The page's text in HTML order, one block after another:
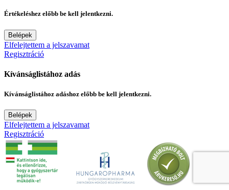
Értékeléshez előbb be kell jelentkezni.
Belépek
Elfelejtettem a jelszavamat
Regisztráció
Kívánságlistához adás
Kívánságlistához adáshoz előbb be kell jelentkezni.
Belépek
Elfelejtettem a jelszavamat
Regisztráció